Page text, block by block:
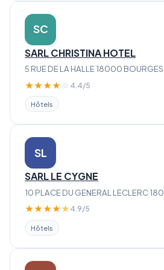
SC
SARL CHRISTINA HOTEL
5 RUE DE LA HALLE 18000 BOURGES
★★★★ ☆ 4.4/5
Hôtels
SL
SARL LE CYGNE
10 PLACE DU GENERAL LECLERC
★★★★★ 4.9/5
Hôtels